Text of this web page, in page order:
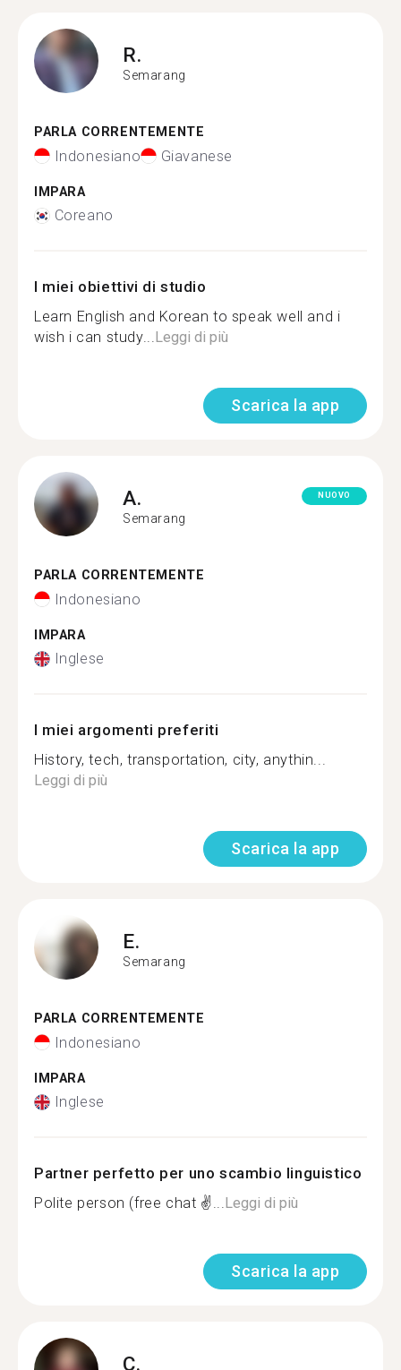
R.
Semarang
PARLA CORRENTEMENTE
Indonesiano Giavanese
IMPARA
Coreano
I miei obiettivi di studio
Learn English and Korean to speak well and i
wish i can study...Leggi di più
Scarica la app
A.
Semarang
NUOVO
PARLA CORRENTEMENTE
Indonesiano
IMPARA
Inglese
I miei argomenti preferiti
History, tech, transportation, city, anythin...
Leggi di più
Scarica la app
E.
Semarang
PARLA CORRENTEMENTE
Indonesiano
IMPARA
Inglese
Partner perfetto per uno scambio linguistico
Polite person (free chat ✌...Leggi di più
Scarica la app
C.